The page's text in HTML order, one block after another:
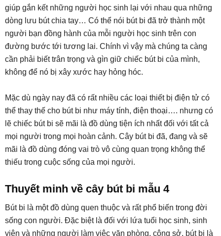
giúp gắn kết những người học sinh lại với nhau qua những
dòng lưu bút chia tay… Có thể nói bút bi đã trở thành một
người bạn đồng hành của mỗi người học sinh trên con
đường bước tới tương lai. Chính vì vậy mà chúng ta càng
cần phải biết trân trọng và gìn giữ chiếc bút bi của mình,
không để nó bị xây xước hay hỏng hóc.
Mặc dù ngày nay đã có rất nhiều các loại thiết bị điện tử có
thể thay thế cho bút bi như máy tính, điện thoại…. nhưng có
lẽ chiếc bút bi sẽ mãi là đồ dùng tiện ích nhất đối với tất cả
mọi người trong mọi hoàn cảnh. Cây bút bi đã, đang và sẽ
mãi là đồ dùng đóng vai trò vô cùng quan trọng không thể
thiếu trong cuộc sống của mọi người.
Thuyết minh về cây bút bi mẫu 4
Bút bi là một đồ dùng quen thuộc và rất phổ biến trong đời
sống con người. Đặc biệt là đối với lứa tuổi học sinh, sinh
viên và những người làm việc văn phòng, công sở, bút bi là